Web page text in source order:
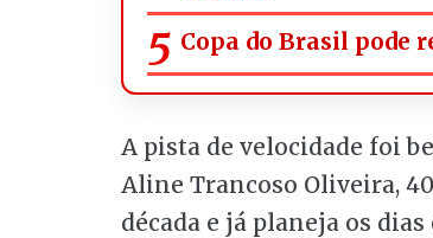
Copa do Brasil pode
A pista de velocidade foi
Aline Trancoso Oliveira,
década e já planeja os